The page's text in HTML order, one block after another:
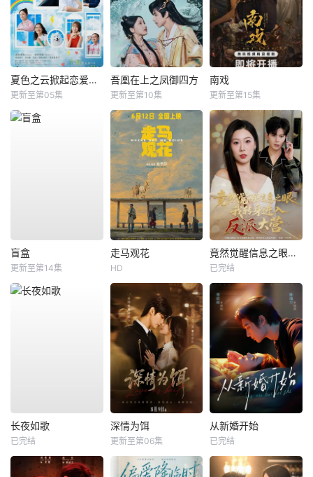
夏色之云掀起恋爱与风暴
更新至第05集
吾凰在上之凤御四方
更新至第10集
南戏
更新至第15集
盲盒
更新至第14集
走马观花
HD
竟然觉醒信息之眼，我转身进入反派大营
已完结
长夜如歌
已完结
深情为饵
更新至第06集
从新婚开始
已完结